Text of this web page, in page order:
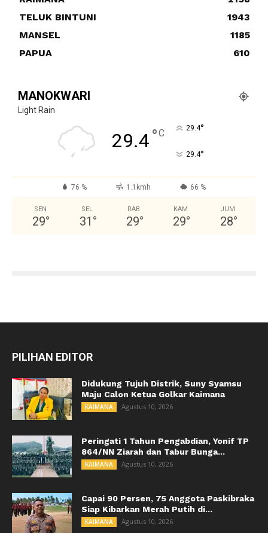
TELUK BINTUNI
1943
MANSEL
1185
PAPUA
610
MANOKWARI
Light Rain
29.4°C 29.4°
29.4°
76 % 1.1kmh 66 %
SEN
29°
SEL
31 °
RAB
29°
KAM
29°
JUM
28°
PILIHAN EDITOR
Didukung Tujuh Distrik, Suny Syamsu
Maju Calon Ketua Golkar Kaimana
KAIMANA Agustus 10, 2026
Peringati 1 Tahun Pengabdian, Yonif TP
864/NN Ziarah dan Tabur Bunga...
KAIMANA Agustus 10, 2026
Capai 90 Persen, 75 Anggota Paskibraka
Siap Kibarkan Merah Putih di...
KAIMANA Agustus 10, 2026